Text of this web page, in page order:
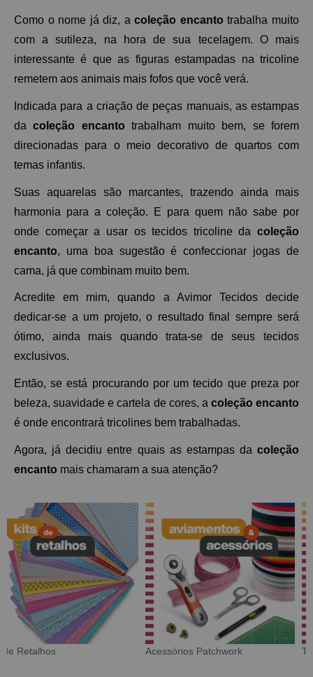
Como o nome já diz, a coleção encanto trabalha muito
com a sutileza, na hora de sua tecelagem. O mais
interessante é que as figuras estampadas na tricoline
remetem aos animais mais fofos que você verá.
Indicada para a criação de peças manuais, as estampas
da coleção encanto trabalham muito bem, se forem
direcionadas para o meio decorativo de quartos com
temas infantis.
Suas aquarelas são marcantes, trazendo ainda mais
harmonia para a coleção. E para quem não sabe por
onde começar a usar os tecidos tricoline da coleção
encanto, uma boa sugestão é confeccionar jogas de
cama, já que combinam muito bem.
Acredite em mim, quando a Avimor Tecidos decide
dedicar-se a um projeto, o resultado final sempre será
ótimo, ainda mais quando trata-se de seus tecidos
exclusivos.
Então, se está procurando por um tecido que preza por
beleza, suavidade e cartela de cores, a coleção encanto
é onde encontrará tricolines bem trabalhadas.
Agora, já decidiu entre quais as estampas da coleção
encanto mais chamaram a sua atenção?
Tecido Digital Sarja Impermeável